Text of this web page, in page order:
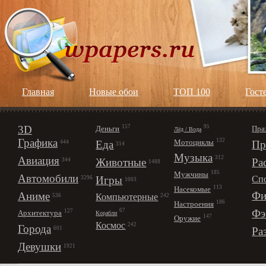
Главная Новые обои ТОП 100
3D
Графика 444
Авиация 344
Автомобили 3296
Аниме 536
Архитектура 127
Города 601
Девушки 1921
Деньги 157
Еда 314
Животные 1488
Игры 1003
Компьютерные 242
Корабли 67
Космос 242
Лёд / Вода 95
Мотоциклы 132
Музыка 312
Мужчины 185
Насекомые 113
Настроения 186
Оружие 147